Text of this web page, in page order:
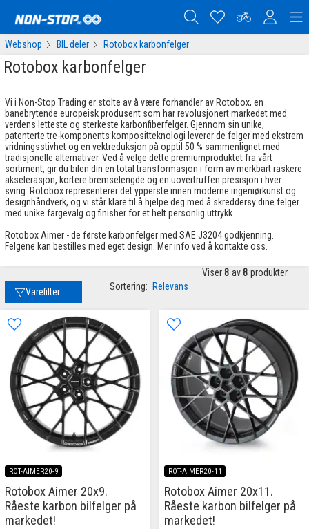
Webshop BIL deler Rotobox karbonfelger
Rotobox karbonfelger
Vi i Non-Stop Trading er stolte av å være forhandler av Rotobox, en
banebrytende europeisk produsent som har revolusjonert markedet med
verdens letteste og sterkeste karbonfiberfelger. Gjennom sin unike,
patenterte tre-komponents kompositteknologi leverer de felger med ekstrem
vridningsstivhet og en vektreduksjon på opptil 50 % sammenlignet med
tradisjonelle alternativer. Ved å velge dette premiumproduktet fra vårt
sortiment, gir du bilen din en total transformasjon i form av merkbart raskere
akselerasjon, kortere bremselengde og en uovertruffen presisjon i hver
sving. Rotobox representerer det ypperste innen moderne ingeniørkunst og
designhåndverk, og vi står klare til å hjelpe deg med å skreddersy dine felger
med unike fargevalg og finisher for et helt personlig uttrykk.
Rotobox Aimer - de første karbonfelger med SAE J3204 godkjenning.
Felgene kan bestilles med eget design. Mer info ved å kontakte oss.
Varefilter Sortering: Relevans
Viser 8 av 8 produkter
ROT-AIMER20-9
Rotobox Aimer 20x9.
Råeste karbon bilfelger på
markedet!
ROT-AIMER20-11
Rotobox Aimer 20x11.
Råeste karbon bilfelger på
markedet!